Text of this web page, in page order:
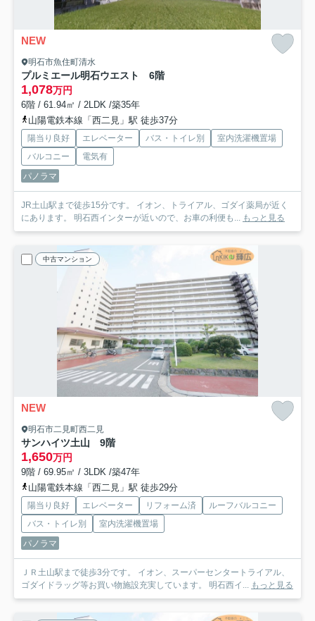
NEW
明石市魚住町清水
プルミエール明石ウエスト 6階
1,078万円
6階 / 61.94㎡ / 2LDK /築35年
山陽電鉄本線「西二見」駅 徒歩37分
陽当り良好 エレベーター バス・トイレ別
室内洗濯機置場
バルコニー
電気有
パノラマ
JR土山駅まで徒歩15分です。 イオン、トライアル、ゴダイ薬局が近く
にあります。 明石西インターが近いので、お車の利便も... もっと見る
中古マンション
NEW
明石市二見町西二見
サンハイツ土山 9階
1,650万円
9階 / 69.95㎡ / 3LDK /築47年
山陽電鉄本線「西二見」駅 徒歩29分
陽当り良好 エレベーター リフォーム済
ルーフバルコニー
バス・トイレ別
室内洗濯機置場
パノラマ
ＪＲ土山駅まで徒歩3分です。 イオン、スーパーセンタートライアル、
ゴダイドラッグ等お買い物施設充実しています。 明石西イ... もっと見る